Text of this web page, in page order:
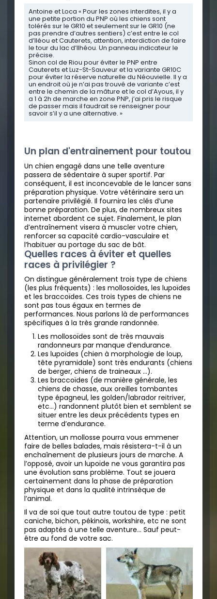
Antoine et Loca « Pour les zones interdites, il y a
une petite portion du PNP où les chiens sont
tolérés sur le GR10 et seulement sur le GR10 (ne
pas prendre d’autres sentiers) c’est entre le col
d’Iléou et Cauterets, attention, interdiction de faire
le tour du lac d’Ilhéou. Un panneau indicateur le
précise.
Sinon col de Riou pour éviter le PNP entre
Cauterets et Luz-St-Sauveur et la variante GR10C
pour éviter la réserve naturelle du Néouvielle. Il y a
un endroit où je n’ai pas trouvé de variante c’est
entre le chemin de la mâture et le col d’Ayous, il y
a 1 à 2h de marche en zone PNP, j’ai pris le risque
de passer mais il faudrait se renseigner pour
savoir s’il y a une alternative. »
Un plan d'entrainement pour toutou
Un chien engagé dans une telle aventure
passera de sédentaire à super sportif. Par
conséquent, il est inconcevable de le lancer sans
préparation physique. Votre vétérinaire sera un
partenaire privilégié. Il fournira les clés d’une
bonne préparation. De plus, de nombreux sites
internet abordent ce sujet. Finalement, le plan
d’entraînement visera à muscler votre chien,
renforcer sa capacité cardio-vasculaire et
l’habituer au portage du sac de bât.
Quelles races à éviter et quelles
races à privilégier ?
On distingue généralement trois type de chiens
(les plus fréquents) : les mollosoïdes, les lupoïdes
et les braccoïdes. Ces trois types de chiens ne
sont pas tous égaux en termes de
performances. Nous parlons là de performances
spécifiques à la très grande randonnée.
Les mollosoïdes sont de très mauvais
randonneurs par manque d’endurance.
Les lupoïdes (chien à morphologie de loup,
tête pyramidale) sont très endurants (chiens
de berger, chiens de traineaux …).
Les braccoïdes (de manière générale, les
chiens de chasse, aux oreilles tombantes
type épagneul, les golden/labrador reitriver,
etc…) randonnent plutôt bien et semblent se
situer entre les deux précédents types en
terme d’endurance.
Attention, un mollosse pourra vous emmener
faire de belles balades, mais résistera-t-il à un
enchaînement de plusieurs jours de marche. A
l’opposé, avoir un lupoïde ne vous garantira pas
une évolution sans problème. Tout se jouera
certainement dans la phase de préparation
physique et dans la qualité intrinsèque de
l’animal.
Il va de soi que tout autre toutou de type : petit
caniche, bichon, pékinois, workshire, etc ne sont
pas adaptés à une telle aventure… Sauf peut-
être au fond de votre sac.